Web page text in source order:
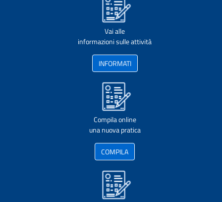
Vai alle
informazioni sulle attività
INFORMATI
Compila online
una nuova pratica
COMPILA